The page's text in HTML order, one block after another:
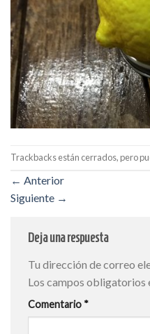
Trackbacks están cerrados, pero
← Anterior
Siguiente →
Deja una respuesta
Tu dirección de correo
Los campos obligatorios
Comentario *